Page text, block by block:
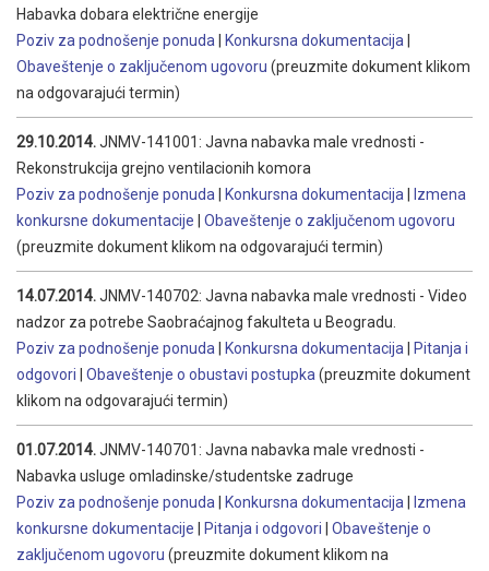
Habavka dobara električne energije
Poziv za podnošenje ponuda
Konkursna dokumentacija
Obaveštenje o zaključenom ugovoru (preuzmite dokument klikom
na odgovarajući termin)
29.10.2014.JNMV-141001: Javna nabavka male vrednosti -
Rekonstrukcija grejno ventilacionih komora
Poziv za podnošenje ponuda
Konkursna dokumentacija
Izmena
konkursne dokumentacije
Obaveštenje o zaključenom ugovoru
(preuzmite dokument klikom na odgovarajući termin)
14.07.2014.JNMV-140702: Javna nabavka male vrednosti - Video
nadzor za potrebe Saobraćajnog fakulteta u Beogradu.
Poziv za podnošenje ponuda
Konkursna dokumentacija
Pitanja i
odgovori
Obaveštenje o obustavi postupka (preuzmite dokument
klikom na odgovarajući termin)
01.07.2014.JNMV-140701: Javna nabavka male vrednosti -
Nabavka usluge omladinske/studentske zadruge
Poziv za podnošenje ponuda
Konkursna dokumentacija
Izmena
konkursne dokumentacije
Pitanja i odgovori
Obaveštenje o
zaključenom ugovoru (preuzmite dokument klikom na